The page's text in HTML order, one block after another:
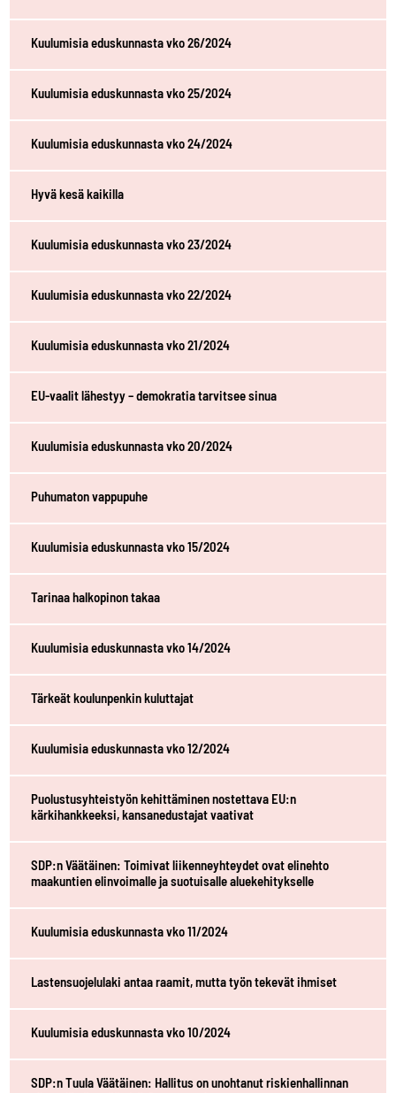
Kuulumisia eduskunnasta vko 26/2024
Kuulumisia eduskunnasta vko 25/2024
Kuulumisia eduskunnasta vko 24/2024
Hyvä kesä kaikilla
Kuulumisia eduskunnasta vko 23/2024
Kuulumisia eduskunnasta vko 22/2024
Kuulumisia eduskunnasta vko 21/2024
EU-vaalit lähestyy – demokratia tarvitsee sinua
Kuulumisia eduskunnasta vko 20/2024
Puhumaton vappupuhe
Kuulumisia eduskunnasta vko 15/2024
Tarinaa halkopinon takaa
Kuulumisia eduskunnasta vko 14/2024
Tärkeät koulunpenkin kuluttajat
Kuulumisia eduskunnasta vko 12/2024
Puolustusyhteistyön kehittäminen nostettava EU:n
kärkihankkeeksi, kansanedustajat vaativat
SDP:n Väätäinen: Toimivat liikenneyhteydet ovat elinehto
maakuntien elinvoimalle ja suotuisalle aluekehitykselle
Kuulumisia eduskunnasta vko 11/2024
Lastensuojelulaki antaa raamit, mutta työn tekevät ihmiset
Kuulumisia eduskunnasta vko 10/2024
SDP:n Tuula Väätäinen: Hallitus on unohtanut riskienhallinnan